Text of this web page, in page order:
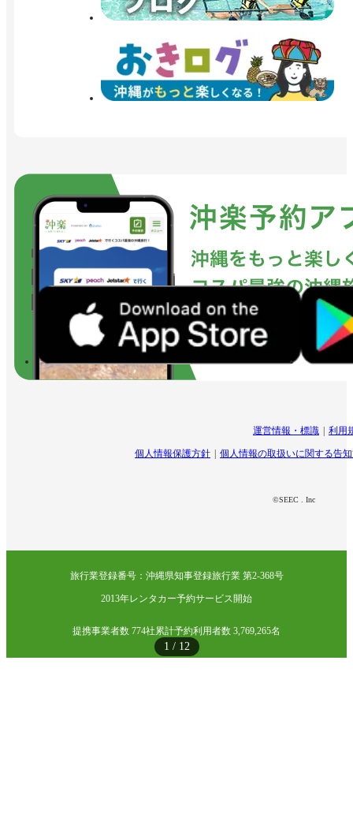
1 / 12
運営情報・標識 利用
個人情報保護方針 個人情報の取扱いに関する告
©SEEC . Inc
旅行業登録番号：沖縄県知事登録旅行業 第2-368号
2013年レンタカー予約サービス開始
提携事業者数 774社累計予約利用者数 3,769,265名